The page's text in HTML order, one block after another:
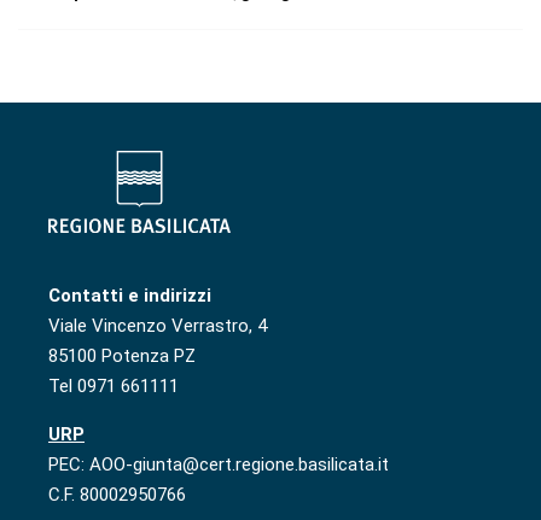
Contatti e indirizzi
Viale Vincenzo Verrastro, 4
85100 Potenza PZ
Tel 0971 661111
URP
PEC: AOO-giunta@cert.regione.basilicata.it
C.F. 80002950766